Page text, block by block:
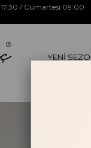
/ Cumartesi 09:00
YENİ